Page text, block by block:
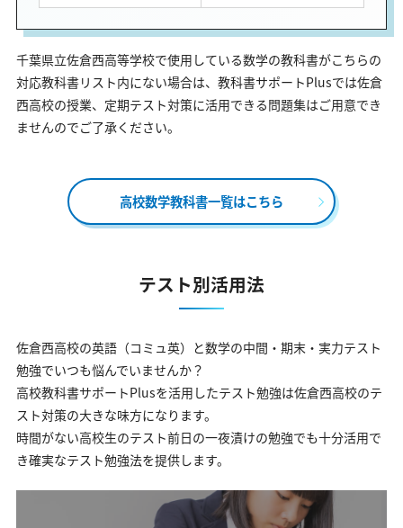
千葉県立佐倉西高等学校で使用している数学の教科書がこちらの
対応教科書リスト内にない場合は、教科書サポートPlusでは佐倉
西高校の授業、定期テスト対策に活用できる問題集はご用意でき
ませんのでご了承ください。
高校数学教科書一覧はこちら
テスト別活用法
佐倉西高校の英語（コミュ英）と数学の中間・期末・実力テスト
勉強でいつも悩んでいませんか？
高校教科書サポートPlusを活用したテスト勉強は佐倉西高校のテ
スト対策の大きな味方になります。
時間がない高校生のテスト前日の一夜漬けの勉強でも十分活用で
き確実なテスト勉強法を提供します。